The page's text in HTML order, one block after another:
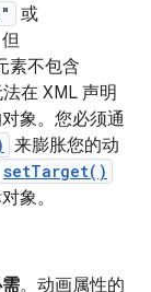
或
素不包含
在 XML 声明
象。您必须通
来膨胀您的动
setTarget()
象。
。动画属性的